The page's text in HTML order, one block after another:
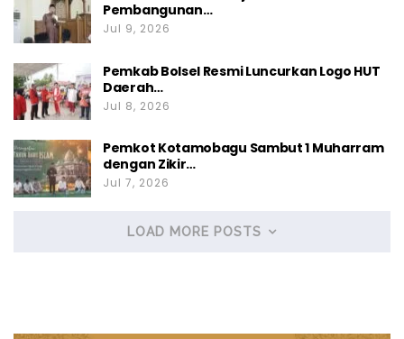
Pembangunan…
Jul 9, 2026
Pemkab Bolsel Resmi Luncurkan Logo HUT
Daerah…
Jul 8, 2026
Pemkot Kotamobagu Sambut 1 Muharram
dengan Zikir…
Jul 7, 2026
LOAD MORE POSTS